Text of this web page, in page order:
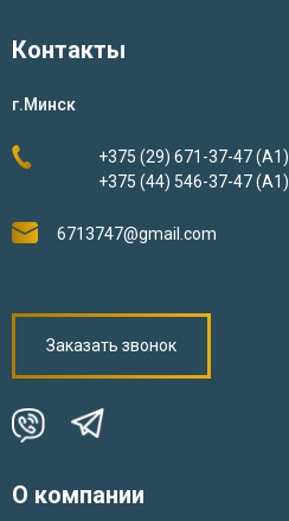
О компании
Контакты
г.Минск
+375 (29) 671-37-47 (А1)
+375 (44) 546-37-47 (А1)
6713747@gmail.com
Заказать звонок